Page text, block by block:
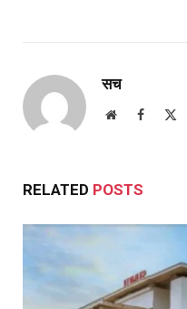
सच
WebsiteFacebook
RELATED POSTS